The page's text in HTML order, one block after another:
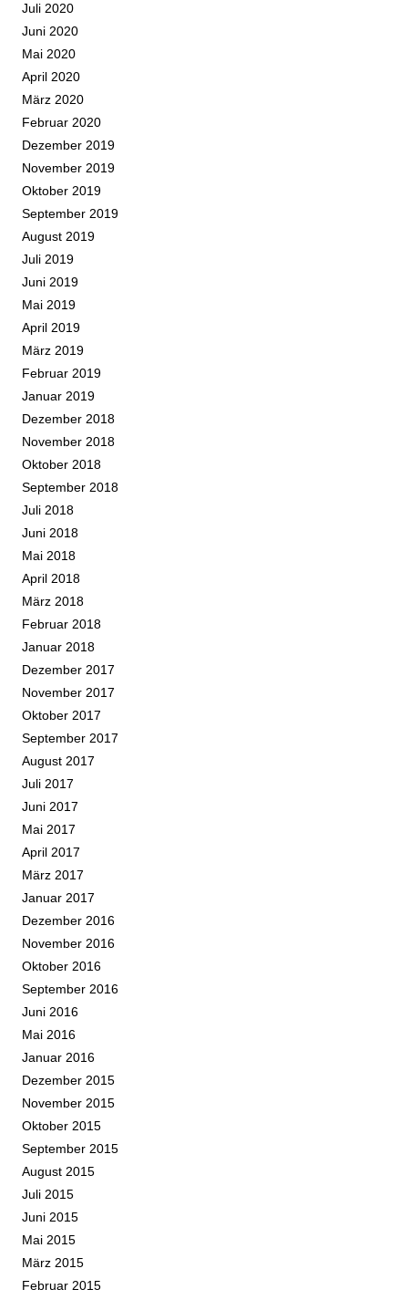
Juli 2020
Juni 2020
Mai 2020
April 2020
März 2020
Februar 2020
Dezember 2019
November 2019
Oktober 2019
September 2019
August 2019
Juli 2019
Juni 2019
Mai 2019
April 2019
März 2019
Februar 2019
Januar 2019
Dezember 2018
November 2018
Oktober 2018
September 2018
Juli 2018
Juni 2018
Mai 2018
April 2018
März 2018
Februar 2018
Januar 2018
Dezember 2017
November 2017
Oktober 2017
September 2017
August 2017
Juli 2017
Juni 2017
Mai 2017
April 2017
März 2017
Januar 2017
Dezember 2016
November 2016
Oktober 2016
September 2016
Juni 2016
Mai 2016
Januar 2016
Dezember 2015
November 2015
Oktober 2015
September 2015
August 2015
Juli 2015
Juni 2015
Mai 2015
März 2015
Februar 2015